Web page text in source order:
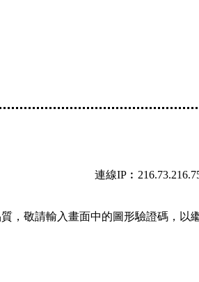
連線
，敬請輸入畫面中的圖形驗證碼，以